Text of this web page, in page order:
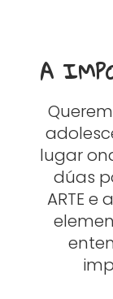
A
lugar
dúas
ARTE e